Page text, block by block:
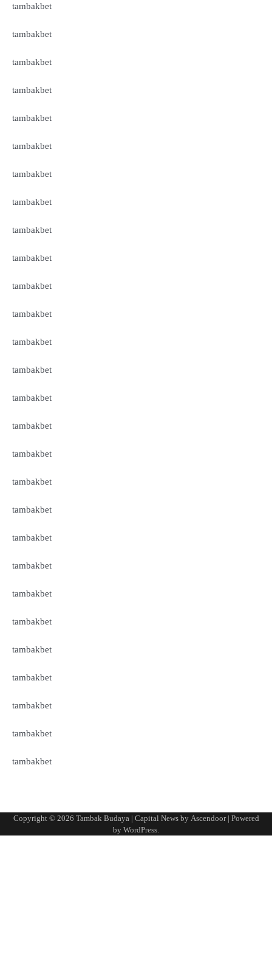
tambakbet
tambakbet
tambakbet
tambakbet
tambakbet
tambakbet
tambakbet
tambakbet
tambakbet
tambakbet
tambakbet
tambakbet
tambakbet
tambakbet
tambakbet
tambakbet
tambakbet
tambakbet
tambakbet
tambakbet
tambakbet
tambakbet
tambakbet
tambakbet
tambakbet
tambakbet
tambakbet
tambakbet
Copyright © 2026 Tambak Budaya | Capital News by Ascendoor| Powered
by WordPress